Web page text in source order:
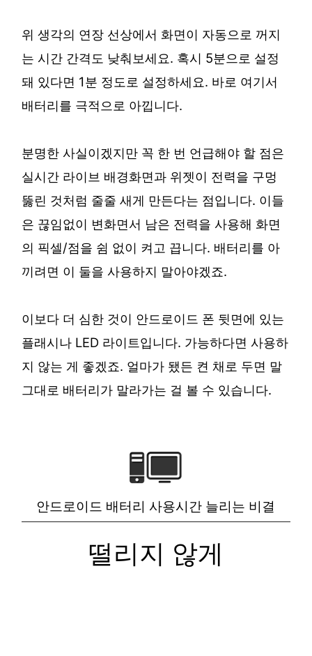
위 생각의 연장 선상에서 화면이 자동으로 꺼지
는 시간 간격도 낮춰보세요. 혹시 5분으로 설정
돼 있다면 1분 정도로 설정하세요. 바로 여기서
배터리를 극적으로 아낍니다.
분명한 사실이겠지만 꼭 한 번 언급해야 할 점은
실시간 라이브 배경화면과 위젯이 전력을 구멍
뚫린 것처럼 줄줄 새게 만든다는 점입니다. 이들
은 끊임없이 변화면서 남은 전력을 사용해 화면
의 픽셀/점을 쉼 없이 켜고 끕니다. 배터리를 아
끼려면 이 둘을 사용하지 말아야겠죠.
이보다 더 심한 것이 안드로이드 폰 뒷면에 있는
플래시나 LED 라이트입니다. 가능하다면 사용하
지 않는 게 좋겠죠. 얼마가 됐든 켠 채로 두면 말
그대로 배터리가 말라가는 걸 볼 수 있습니다.
안드로이드 배터리 사용시간 늘리는 비결
떨리지 않게